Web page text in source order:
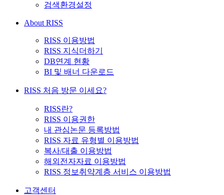
검색환경설정
About RISS
RISS 이용방법
RISS 지식더하기
DB연계 현황
BI 및 배너 다운로드
RISS 처음 방문 이세요?
RISS란?
RISS 이용권한
내 관심논문 등록방법
RISS 자료 유형별 이용방법
복사/대출 이용방법
해외전자자료 이용방법
RISS 정보취약계층 서비스 이용방법
고객센터